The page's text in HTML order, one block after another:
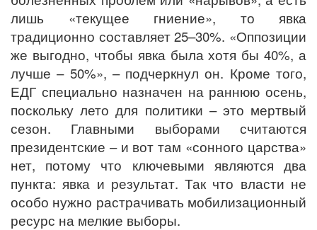
лишь «текущее гниение», то явка
традиционно составляет 25–30%. «Оппозиции
же выгодно, чтобы явка была хотя бы 40%, а
лучше – 50%», – подчеркнул он. Кроме того,
ЕДГ специально назначен на раннюю осень,
поскольку лето для политики – это мертвый
сезон. Главными выборами считаются
президентские – и вот там «сонного царства»
нет, потому что ключевыми являются два
пункта: явка и результат. Так что власти не
особо нужно растрачивать мобилизационный
ресурс на мелкие выборы.